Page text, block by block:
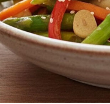
അഭിഷേക്
ബിഎന്‍എസ് 319(2),
വകുപ്പുകള്‍ പ്രകാരം
പണം കൈമാറിയ
ബന്ധപ്പെട്ട എല്ലാ